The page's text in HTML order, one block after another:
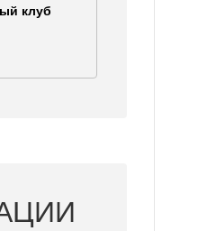
клуб